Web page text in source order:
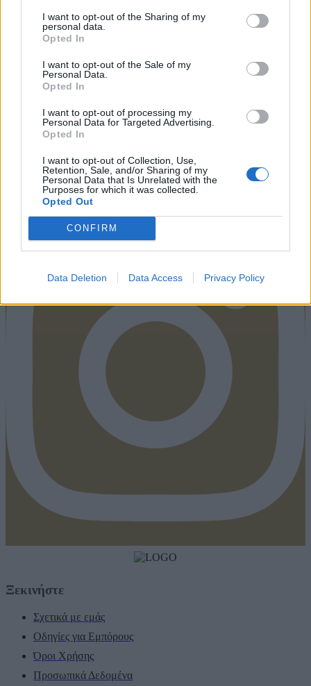
I want to opt-out of the Sharing of my
personal data.
Opted In
I want to opt-out of the Sale of my
Personal Data.
Opted In
I want to opt-out of processing my
Personal Data for Targeted Advertising.
Opted In
I want to opt-out of Collection, Use,
Retention, Sale, and/or Sharing of my
Personal Data that Is Unrelated with the
Purposes for which it was collected.
Opted Out
CONFIRM
Data Deletion Data Access Privacy Policy
Instagram
Ξεκινήστε
Σχετικά με εμάς
Οδηγίες για Εμπόρους
Όροι Χρήσης
Προσωπικά Δεδομένα